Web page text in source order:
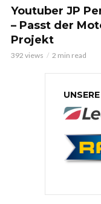
Youtuber JP
– Passt der
Projekt
392 views 2 min read